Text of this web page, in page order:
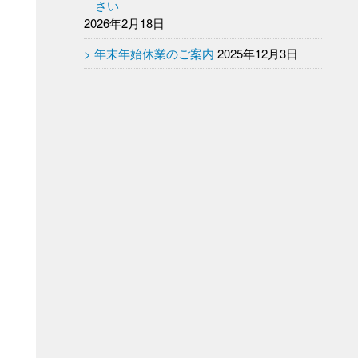
さい
2026年2月18日
年末年始休業のご案内 2025年12月3日